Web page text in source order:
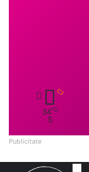
34℃
S
Publicitate